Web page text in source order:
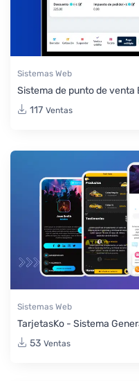
Sistemas Web
Sistema de punto de venta
117 Ventas
Sistemas Web
TarjetasKo - Sistema
53 Ventas